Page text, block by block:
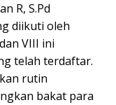
R, S.Pd
diikuti oleh
VIII ini
telah terdaftar.
rutin
bakat para